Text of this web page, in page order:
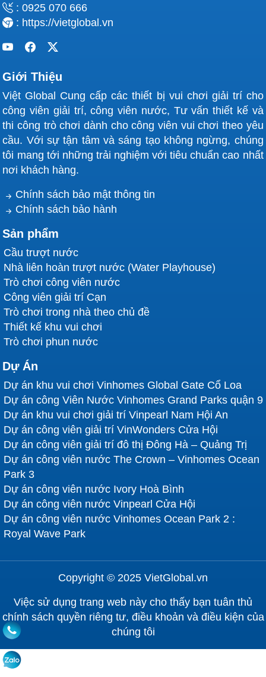
: 0925 070 666
: https://vietglobal.vn
Giới Thiệu
Việt Global Cung cấp các thiết bị vui chơi giải trí cho
công viên giải trí, công viên nước, Tư vấn thiết kế và
thi công trò chơi dành cho công viên vui chơi theo yêu
cầu. Với sự tận tâm và sáng tạo không ngừng, chúng
tôi mang tới những trải nghiệm với tiêu chuẩn cao nhất
nơi khách hàng.
Chính sách bảo mật thông tin
Chính sách bảo hành
Sản phẩm
Cầu trượt nước
Nhà liên hoàn trượt nước (Water Playhouse)
Trò chơi công viên nước
Công viên giải trí Cạn
Trò chơi trong nhà theo chủ đề
Thiết kế khu vui chơi
Trò chơi phun nước
Dự Án
Dự án khu vui chơi Vinhomes Global Gate Cổ Loa
Dự án công Viên Nước Vinhomes Grand Parks quận 9
Dự án khu vui chơi giải trí Vinpearl Nam Hội An
Dự án công viên giải trí VinWonders Cửa Hội
Dự án công viên giải trí đô thị Đông Hà – Quảng Trị
Dự án công viên nước The Crown – Vinhomes Ocean
Park 3
Dự án công viên nước Ivory Hoà Bình
Dự án công viên nước Vinpearl Cửa Hội
Dự án công viên nước Vinhomes Ocean Park 2 :
Royal Wave Park
Copyright © 2025 VietGlobal.vn
Việc sử dụng trang web này cho thấy bạn tuân thủ
chính sách quyền riêng tư, điều khoản và điều kiện của
chúng tôi